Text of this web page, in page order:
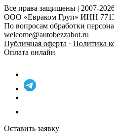
Все права защищены | 2007-
ООО «Евраком Груп» ИНН
По вопросам обработки
welcome@autobezzabot.ru
Публичная оферта · Политика
Оплата онлайн
Оставить заявку